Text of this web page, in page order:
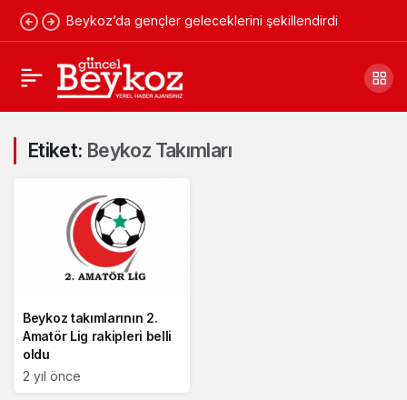
Beykoz’da gençler geleceklerini şekillendirdi
Etiket: Beykoz Takımları
Beykoz takımlarının 2.
Amatör Lig rakipleri belli
oldu
2 yıl önce